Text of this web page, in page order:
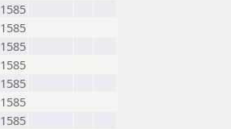
1585
1585
1585
1585
1585
1585
1585